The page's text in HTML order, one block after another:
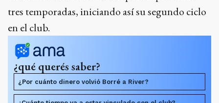
tres temporadas, iniciando así su segundo ciclo
en el club.
¿qué querés saber?
¿Por cuánto dinero volvió Borré a River?